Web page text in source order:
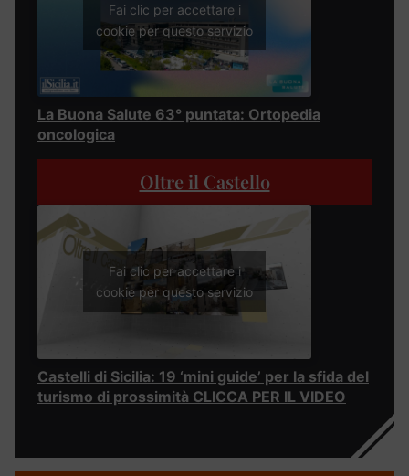
Fai clic per accettare i
cookie per questo servizio
La Buona Salute 63° puntata: Ortopedia
oncologica
Oltre il Castello
Fai clic per accettare i
cookie per questo servizio
Castelli di Sicilia: 19 ‘mini guide’ per la sfida del
turismo di prossimità CLICCA PER IL VIDEO